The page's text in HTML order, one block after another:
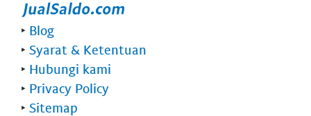
‣ Blog
‣ Syarat & Ketentuan
‣ Hubungi kami
‣ Privacy Policy
‣ Sitemap